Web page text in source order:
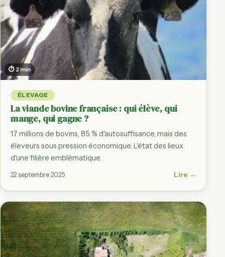
⏱ 2 min
ÉLEVAGE
La viande bovine française : qui élève, qui
mange, qui gagne ?
17 millions de bovins, 85 % d'autosuffisance, mais des
éleveurs sous pression économique. L'état des lieux
d'une filière emblématique.
22 septembre 2025 Lire →